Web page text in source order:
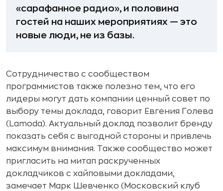
«сарафанное радио», и половина
гостей на наших мероприятиях — это
новые люди, не из базы.
Сотрудничество с сообществом
программистов также полезно тем, что его
лидеры могут дать компании ценный совет по
выбору темы доклада, говорит Евгения Голева
(Lamoda). Актуальный доклад позволит бренду
показать себя с выгодной стороны и привлечь
максимум внимания. Также сообщество может
пригласить на митап раскрученных
докладчиков с хайповыми докладами,
замечает Марк Шевченко (Московский клуб